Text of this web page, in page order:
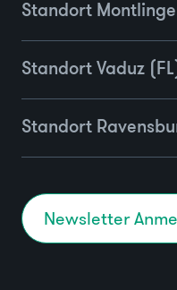
Standort
Standort Vaduz (FL)
Standort
Newsletter